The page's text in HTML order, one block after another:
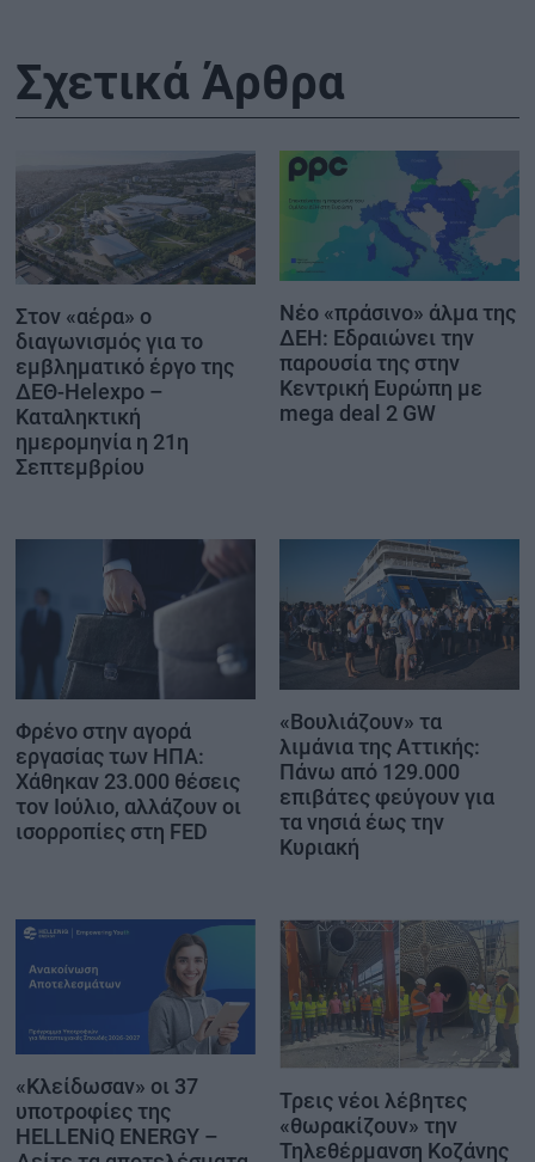
Σχετικά Άρθρα
Στον «αέρα» ο
διαγωνισμός για το
εμβληματικό έργο της
ΔΕΘ-Helexpo –
Καταληκτική
ημερομηνία η 21η
Σεπτεμβρίου
Νέο «πράσινο» άλμα της
ΔΕΗ: Εδραιώνει την
παρουσία της στην
Κεντρική Ευρώπη με
mega deal 2 GW
Φρένο στην αγορά
εργασίας των ΗΠΑ:
Χάθηκαν 23.000 θέσεις
τον Ιούλιο, αλλάζουν οι
ισορροπίες στη FED
«Βουλιάζουν» τα
λιμάνια της Αττικής:
Πάνω από 129.000
επιβάτες φεύγουν για
τα νησιά έως την
Κυριακή
«Κλείδωσαν» οι 37
υποτροφίες της
HELLENiQ ENERGY –
Τρεις νέοι λέβητες
«θωρακίζουν» την
Τηλεθέρμανση Κοζάνης